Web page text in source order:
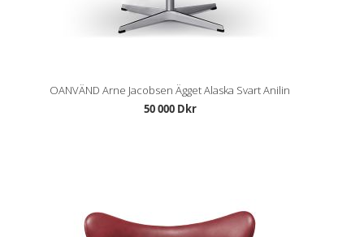
OANVÄND Arne Jacobsen Ägget Alaska Svart Anilin
50 000 Dkr